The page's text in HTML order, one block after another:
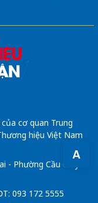
A
cơ quan Trung
hiệu Việt Nam
- Phường Cầu Giấy -
093 172 5555